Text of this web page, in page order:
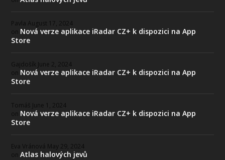
Pavla August 17, 2024
on Nová verze aplikace iRadar CZ+ k dispozici na App
Store
Gajdošík June 2, 2024
on Nová verze aplikace iRadar CZ+ k dispozici na App
Store
Tomáš
June 1, 2024
on Nová verze aplikace iRadar CZ+ k dispozici na App
Store
Eva Vránová May 29, 2024
onAtlas halových jevů